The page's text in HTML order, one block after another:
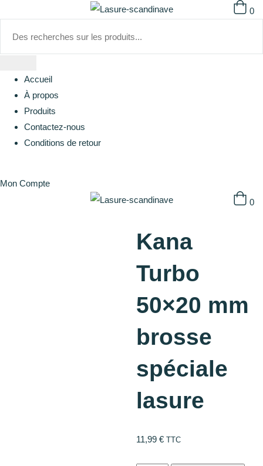
0
Accueil
À propos
Produits
Contactez-nous
Conditions de retour
Mon Compte
0
Kana
Turbo
50×20 mm
brosse
spéciale
lasure
11,99€ TTC